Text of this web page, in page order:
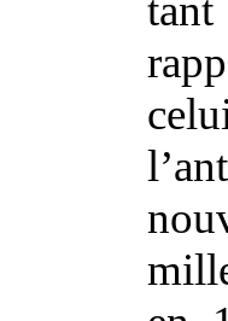
tant